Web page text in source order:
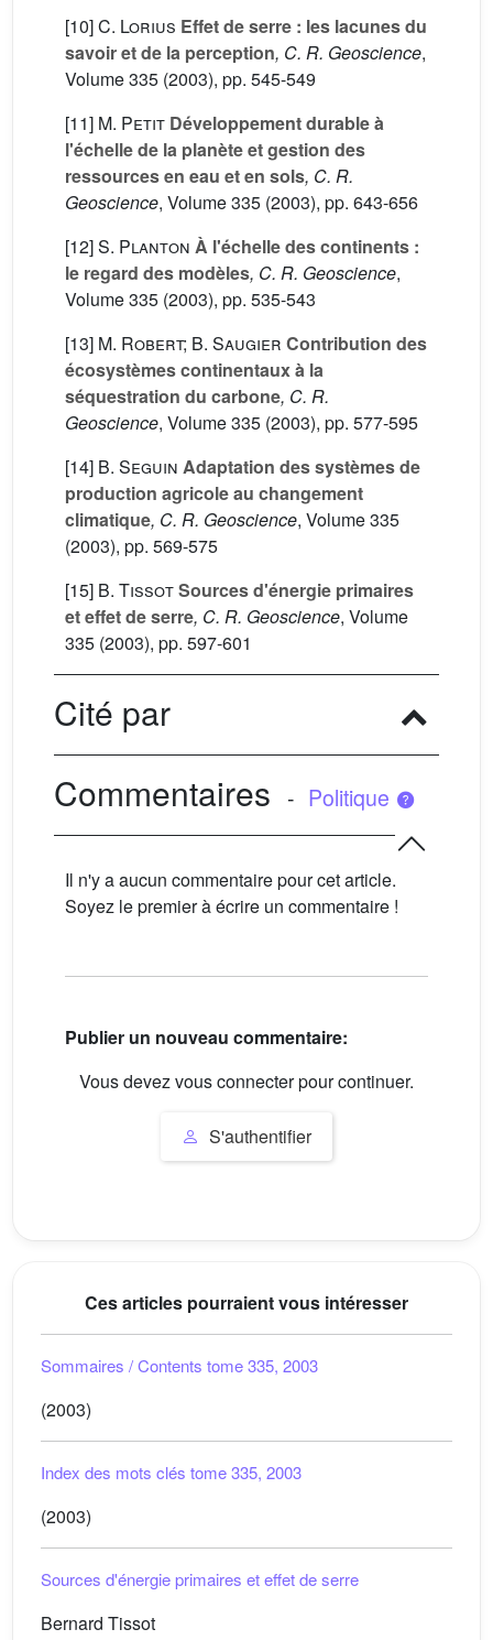
[10]C. Lorius Effet de serre : les lacunes du
savoir et de la perception, C. R. Geoscience,
Volume 335 (2003), pp. 545-549
[11] M. Petit Développement durable à
l'échelle de la planète et gestion des
ressources en eau et en sols, C. R.
Geoscience, Volume 335 (2003), pp. 643-656
[12]S. Planton À l'échelle des continents :
le regard des modèles, C. R. Geoscience,
Volume 335 (2003), pp. 535-543
[13] M. Robert; B. Saugier Contribution des
écosystèmes continentaux à la
séquestration du carbone, C. R.
Geoscience, Volume 335 (2003), pp. 577-595
[14] B. Seguin Adaptation des systèmes de
production agricole au changement
climatique, C. R. Geoscience, Volume 335
(2003), pp. 569-575
[15] B. TissotSources d'énergie primaires
et effet de serre, C. R. Geoscience, Volume
335 (2003), pp. 597-601
Cité par
Commentaires - Politique
Il n'y a aucun commentaire pour cet article.
Soyez le premier à écrire un commentaire !
Publier un nouveau commentaire:
Vous devez vous connecter pour continuer.
S'authentifier
Ces articles pourraient vous intéresser
Sommaires / Contents tome 335, 2003
(2003)
Index des mots clés tome 335, 2003
(2003)
Sources d'énergie primaires et effet de serre
Bernard Tissot